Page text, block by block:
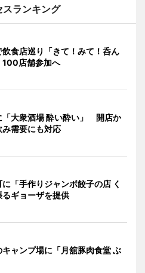
スランキング
食店巡り「きて！みて！呑ん
店舗参加へ
「大衆酒場 酔い酔い」 開店か
み需要にも対応
「手作りジャンボ餃子の店 く
ギョーザを提供
ャンプ場に「月舘豚肉食堂 ぶ